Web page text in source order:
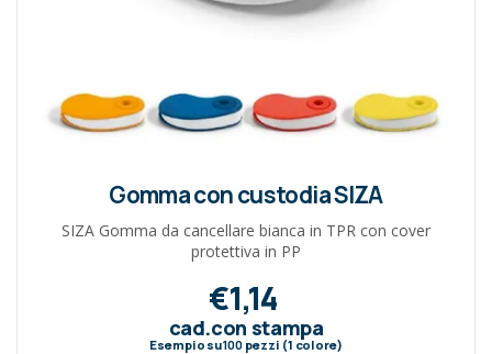
Gomma con custodia SIZA
SIZA Gomma da cancellare bianca in TPR con cover
protettiva in PP
€1,14
cad.con stampa
Esempio su100pezzi (1 colore)